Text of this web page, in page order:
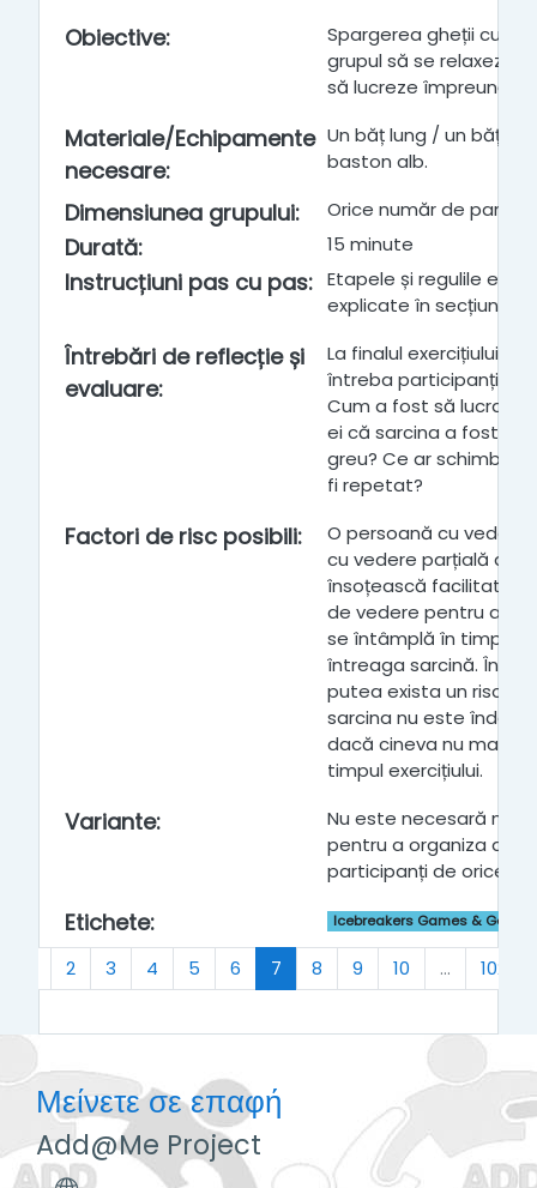
Obiective:
Spargerea gheții cu
grupul să se relaxeze,
să lucreze împreună.
Materiale/Echipamente
necesare:
Un băț lung / un băț
baston alb.
Dimensiunea grupului: Orice număr de
Durată: 15 minute
Instrucțiuni pas cu pas: Etapele și regulile
explicate în secțiunea
Întrebări de reflecție și
evaluare:
La finalul exercițiului,
întreba participanții
Cum a fost să lucrați
ei că sarcina a fost
greu? Ce ar schimba
fi repetat?
Factori de risc posibili:
O persoană cu vedere
cu vedere parțială ar
însoțească
de vedere pentru a
se întâmplă în timp
întreaga sarcină. În
putea exista un risc în
sarcina nu este
dacă cineva nu mai
timpul exercițiului.
Variante:
Nu este necesară
pentru a organiza
participanți de orice
Etichete: Icebreakers Games &
Προηγούμενο
2 3 4 5 6 7 (τρέχων)
8 9 10 … 102
Μείνετε σε επαφή
Add@Me Project